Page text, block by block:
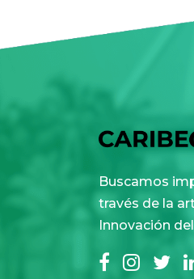
Buscamos
través de la
Innovación